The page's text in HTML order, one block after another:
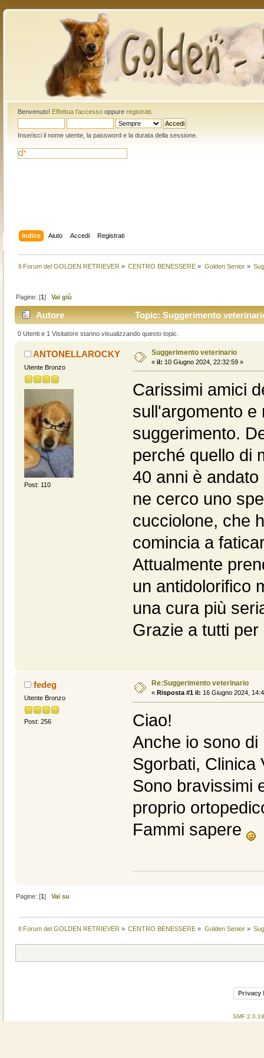
Benvenuto! Effettua l'accessooppure registrati.
Inserisci il nome utente, la password e la durata della sessione.
Indice Aiuto Accedi Registrati
Il Forum del GOLDEN RETRIEVER » CENTRO BENESSERE » Golden Senior»
Pagine: [1]Vai giù
Autore Topic: Suggerimento
0 Utenti e 1 Visitatore stanno visualizzando questo topic.
ANTONELLAROCKY
Utente Bronzo
Post: 110
Suggerimento veterinario
« il: 10 Giugno 2024, 22:32:59 »
Carissimi amici
sull'argomento e
suggerimento.
perché quello di
40 anni è
ne cerco uno
cucciolone, che
comincia a
Attualmente
un antidolorifico
una cura più
Grazie a tutti per
fedeg
Utente Bronzo
Post: 256
Re:Suggerimento veterinario
« Risposta #1 il: 16 Giugno 2024,
Ciao!
Anche io sono di
Sgorbati, Clinica
Sono bravissimi
proprio
Fammi sapere
Pagine: [1]Vai su
Il Forum del GOLDEN RETRIEVER » CENTRO BENESSERE » Golden Senior»
Privacy
SMF 2.0.18